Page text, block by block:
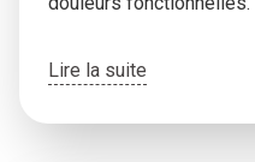
Lire la suite